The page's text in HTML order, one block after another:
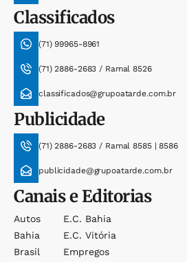
Classificados
(71) 99965-8961
(71) 2886-2683 / Ramal 8526
classificados@grupoatarde.com.br
Publicidade
(71) 2886-2683 / Ramal 8585 | 8586
publicidade@grupoatarde.com.br
Canais e Editorias
Autos
Bahia
Brasil
E.c. Bahia
E.c. Vitória
Empregos